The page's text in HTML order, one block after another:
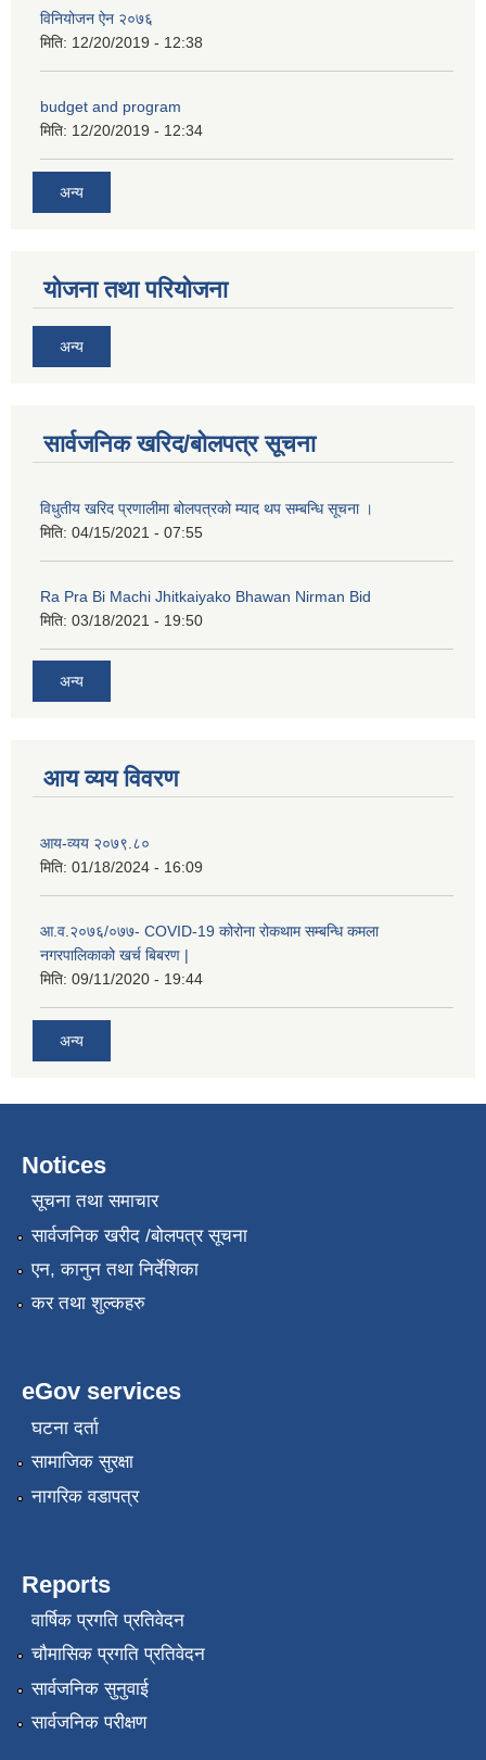
विनियोजन ऐन २०७६
मिति: 12/20/2019 - 12:38
budget and program
मिति: 12/20/2019 - 12:34
अन्य
योजना तथा परियोजना
अन्य
सार्वजनिक खरिद/बोलपत्र सूचना
विधुतीय खरिद प्रणालीमा बोलपत्रको म्याद थप सम्बन्धि सूचना ।
मिति: 04/15/2021 - 07:55
Ra Pra Bi Machi Jhitkaiyako Bhawan Nirman Bid
मिति: 03/18/2021 - 19:50
अन्य
आय व्यय विवरण
आय-व्यय २०७९.८०
मिति: 01/18/2024 - 16:09
आ.व.२०७६/०७७- COVID-19 कोरोना रोकथाम सम्बन्धि कमला
नगरपालिकाको खर्च बिबरण |
मिति: 09/11/2020 - 19:44
अन्य
Notices
सूचना तथा समाचार
सार्वजनिक खरीद /बोलपत्र सूचना
एन, कानुन तथा निर्देशिका
कर तथा शुल्कहरु
eGov services
घटना दर्ता
सामाजिक सुरक्षा
नागरिक वडापत्र
Reports
वार्षिक प्रगति प्रतिवेदन
चौमासिक प्रगति प्रतिवेदन
सार्वजनिक सुनुवाई
सार्वजनिक परीक्षण